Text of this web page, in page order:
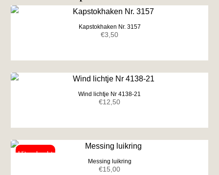
Kapstokhaken Nr. 3157
€3,50
Wind lichtje Nr 4138-21
€12,50
Messing luikring
€15,00